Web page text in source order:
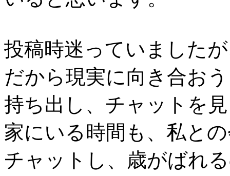
投稿時迷っていました
だから現実に向き合お
持ち出し、チャットを
家にいる時間も、私と
チャットし、歳がばれ